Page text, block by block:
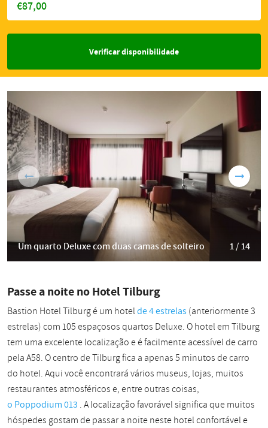
€87,00
Verificar disponibilidade
Um quarto Deluxe com duas camas de solteiro 1 / 14
Passe a noite no Hotel Tilburg
Bastion Hotel Tilburg é um hotelde 4 estrelas (anteriormente 3
estrelas) com 105 espaçosos quartos Deluxe. O hotel em Tilburg
tem uma excelente localização e é facilmente acessível de carro
pela A58. O centro de Tilburg fica a apenas 5 minutos de carro
do hotel. Aqui você encontrará vários museus, lojas, muitos
restaurantes atmosféricos e, entre outras coisas,
o Poppodium 013 . A localização favorável significa que muitos
hóspedes gostam de passar a noite neste hotel confortável e